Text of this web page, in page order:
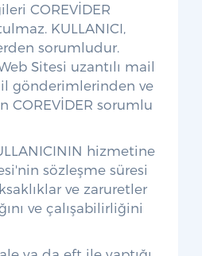
COREVİDER
KULLANICI,
sorumludur.
Sitesi uzantılı mail
gönderimlerinden ve
COREVİDER sorumlu
hizmetine
sözleşme süresi
ve zaruretler
ve çalışabilirliğini